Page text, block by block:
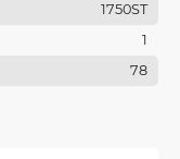
spikverktyg/
1750ST
1
78